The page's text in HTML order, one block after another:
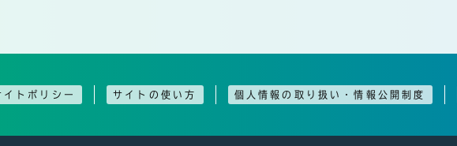
イトポリシー サイトの使い方 個人情報の取り扱い・情報公開制度